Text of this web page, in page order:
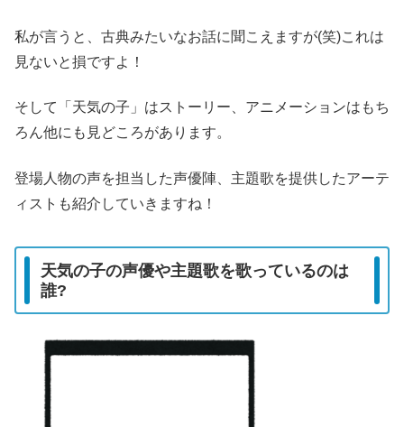
私が言うと、古典みたいなお話に聞こえますが(笑)これは
見ないと損ですよ！
そして「天気の子」はストーリー、アニメーションはもち
ろん他にも見どころがあります。
登場人物の声を担当した声優陣、主題歌を提供したアーテ
ィストも紹介していきますね！
天気の子の声優や主題歌を歌っているのは
誰?